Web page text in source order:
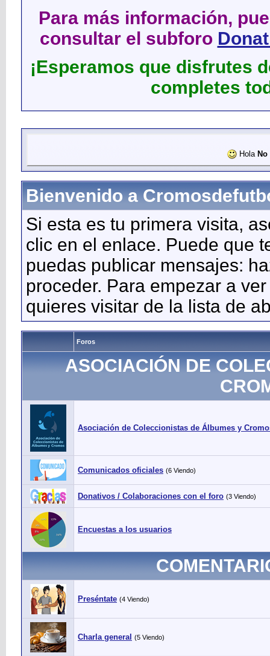
Para más información,
consultar el subforo
¡Esperamos que disfrutes
completes
Hola No
Bienvenido a
Si esta es tu primera visita,
clic en el enlace. Puede que
puedas publicar mensajes:
proceder. Para empezar a
quieres visitar de la lista de
Foros
ASOCIACIÓN DE
Asociación de Coleccionistas de Álbumes y
Comunicados oficiales (6 Viendo)
Donativos / Colaboraciones con el foro (3 Viendo)
Encuestas a los usuarios
Preséntate (4 Viendo)
Charla general (5 Viendo)